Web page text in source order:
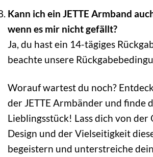
Kann ich ein JETTE Armband
wenn es mir nicht gefällt?
Ja, du hast ein 14-tägiges
beachte unsere
Worauf wartest du noch?
der JETTE Armbänder und finde
Lieblingsstück! Lass dich von der
Design und der Vielseitigkeit
begeistern und unterstreiche